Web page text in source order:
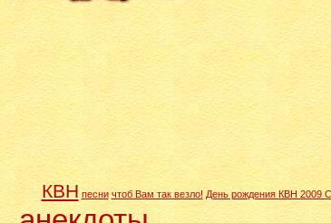
КВН песни чтоб Вам так везло! День рождения КВН 2009